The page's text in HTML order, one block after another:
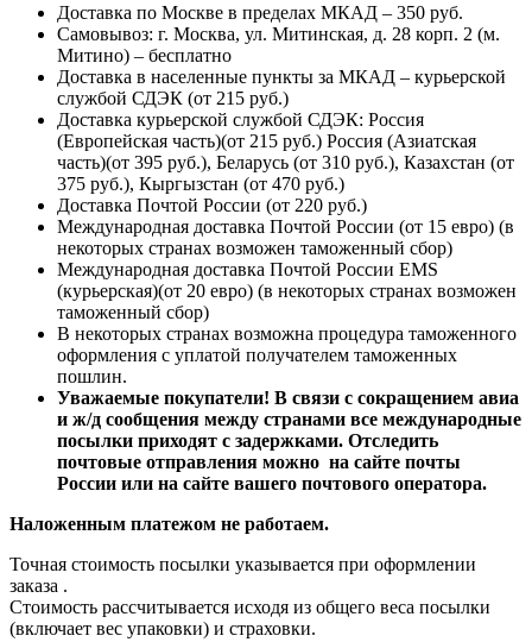
Доставка по Москве в пределах МКАД – 350 руб.
Самовывоз: г. Москва, ул. Митинская, д. 28 корп. 2 (м.
Митино) – бесплатно
Доставка в населенные пункты за МКАД – курьерской
службой СДЭК (от 215 руб.)
Доставка курьерской службой СДЭК: Россия
(Европейская часть)(от 215 руб.) Россия (Азиатская
часть)(от 395 руб.), Беларусь (от 310 руб.), Казахстан (от
375 руб.), Кыргызстан (от 470 руб.)
Доставка Почтой России (от 220 руб.)
Международная доставка Почтой России (от 15 евро) (в
некоторых странах возможен таможенный сбор)
Международная доставка Почтой России EMS
(курьерская)(от 20 евро) (в некоторых странах возможен
таможенный сбор)
В некоторых странах возможна процедура таможенного
оформления с уплатой получателем таможенных
пошлин.
Уважаемые покупатели! В связи с сокращением авиа
и ж/д сообщения между странами все международные
посылки приходят с задержками. Отследить
почтовые отправления можно на сайте почты
России или на сайте вашего почтового оператора.
Наложенным платежом не работаем.
Точная стоимость посылки указывается при оформлении
заказа .
Стоимость рассчитывается исходя из общего веса посылки
(включает вес упаковки) и страховки.